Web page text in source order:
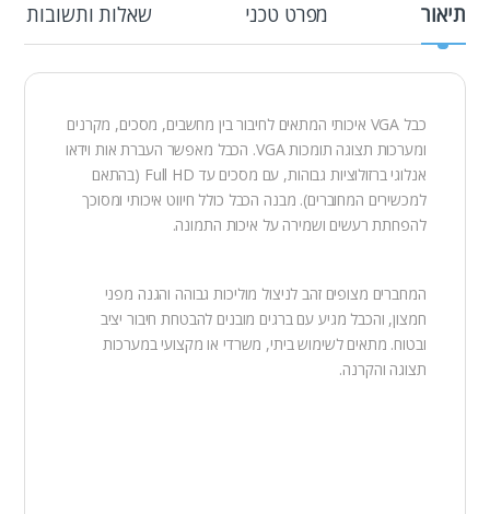
תיאור מפרט טכני שאלות ותשובות
כבל VGA איכותי המתאים לחיבור בין מחשבים, מסכים, מקרנים
ומערכות תצוגה תומכות VGA. הכבל מאפשר העברת אות וידאו
אנלוגי ברזולוציות גבוהות, עם מסכים עד Full HD (בהתאם
למכשירים המחוברים). מבנה הכבל כולל חיווט איכותי ומסוכך
להפחתת רעשים ושמירה על איכות התמונה.
המחברים מצופים זהב לניצול מוליכות גבוהה והגנה מפני
חמצון, והכבל מגיע עם ברגים מובנים להבטחת חיבור יציב
ובטוח. מתאים לשימוש ביתי, משרדי או מקצועי במערכות
תצוגה והקרנה.